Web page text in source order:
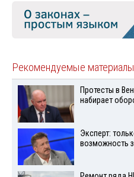
Рекомендуемые материалы
Протесты в
набирает
Эксперт:
возможность